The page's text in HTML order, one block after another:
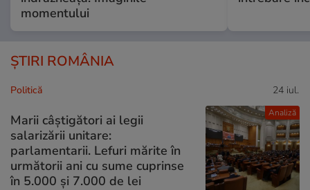
momentului
ȘTIRI ROMÂNIA
Analiză
Politică 24 iul.
Marii câștigători ai legii
salarizării unitare:
parlamentarii. Lefuri mărite în
următorii ani cu sume cuprinse
în 5.000 și 7.000 de lei